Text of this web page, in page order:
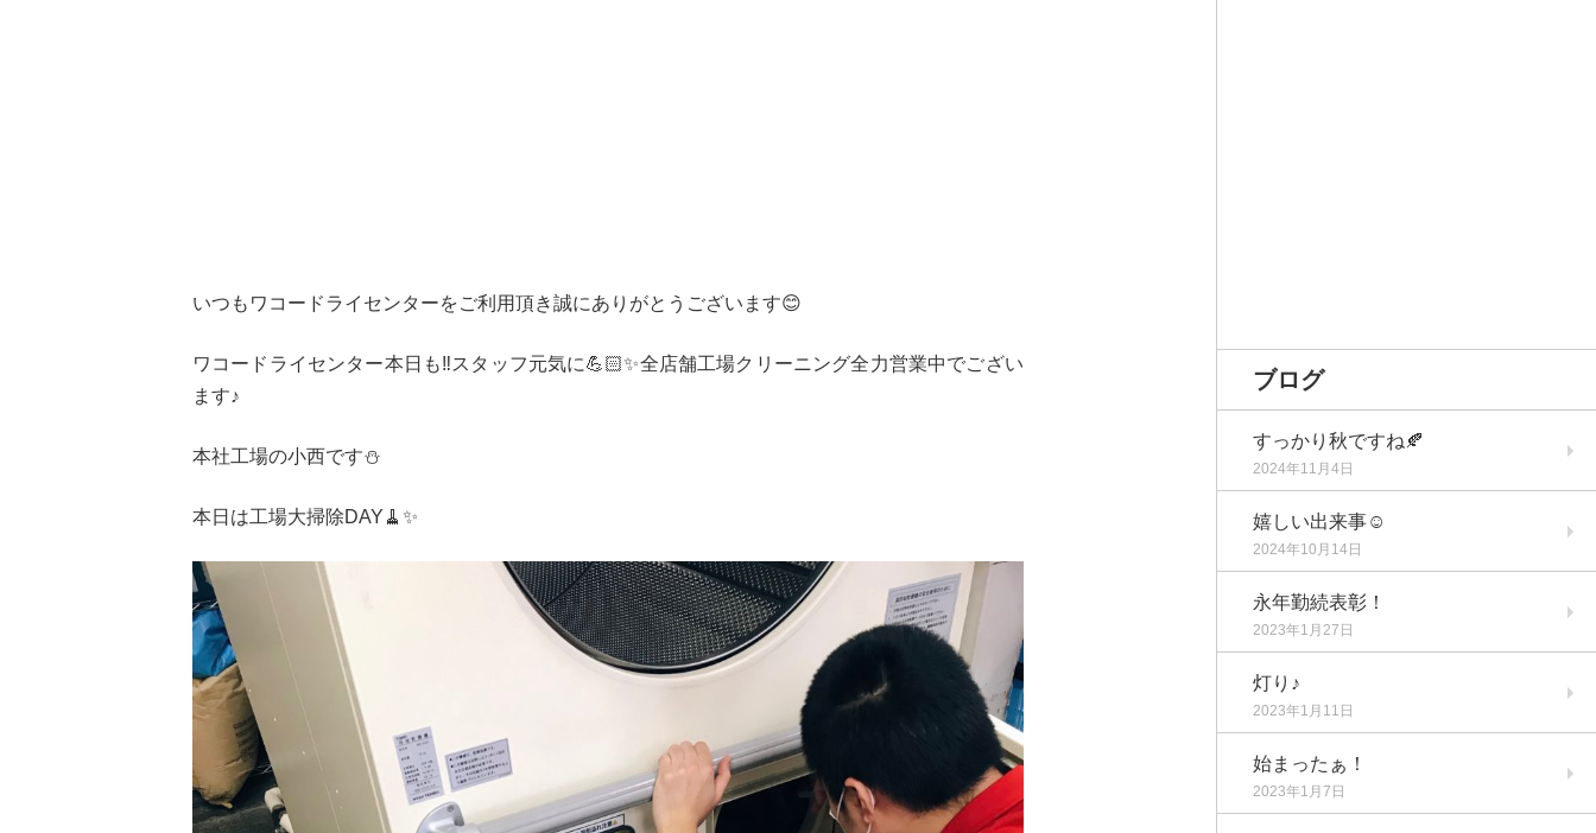
いつもワコードライセンターをご利用頂き誠にありがとうございます😊
ワコードライセンター本日も‼️スタッフ元気に💪🏻✨全店舗工場クリーニング全力営業中でござい
ます♪
本社工場の小西です⛄️
本日は工場大掃除DAY🧹✨
ブログ
すっかり秋ですね🍂
2024年11月4日
嬉しい出来事☺️
2024年10月14日
永年勤続表彰！
2023年1月27日
灯り♪
2023年1月11日
始まったぁ！
2023年1月7日